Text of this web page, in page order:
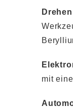
mit